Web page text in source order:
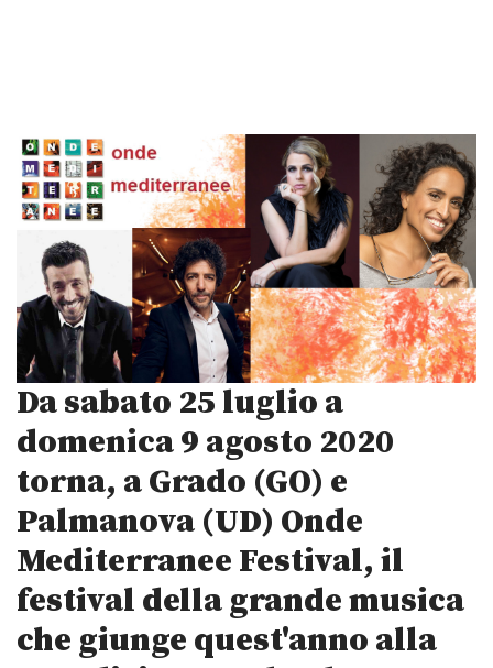
Da sabato 25 luglio a
domenica 9 agosto 2020
torna, a Grado (GO) e
Palmanova (UD) Onde
Mediterranee Festival, il
festival della grande musica
che giunge quest'anno alla